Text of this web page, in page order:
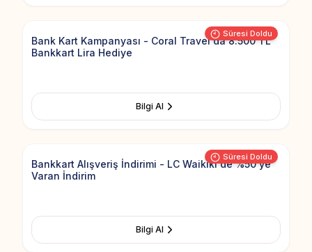
Süresi Doldu
Bank Kart Kampanyası - Coral Travel'da 8.500 TL
Bankkart Lira Hediye
Bilgi Al
Süresi Doldu
Add to
Bankkart Alışveriş İndirimi - LC Waikiki'de %50'ye
Varan İndirim
Bilgi Al
Add to